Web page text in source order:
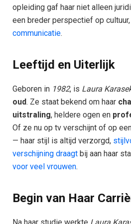
opleiding gaf haar niet alleen
een breder perspectief op cultuur,
communicatie.
Leeftijd en Uiterlijk
Geboren in 1982, is Laura
oud. Ze staat bekend om haar
uitstraling, heldere ogen en
Of ze nu op tv verschijnt of op
— haar stijl is altijd verzorgd,
verschijning draagt bij aan haar
voor veel vrouwen.
Begin van Haar